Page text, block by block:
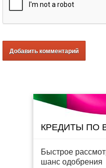
КРЕДИТЫ ПО
Быстрое
шанс одобрения